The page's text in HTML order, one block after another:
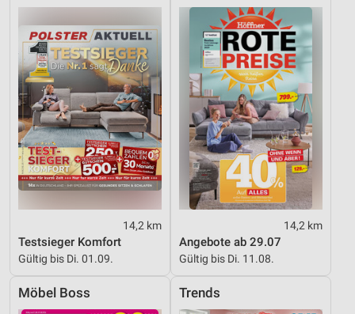
14,2 km
Testsieger Komfort
Gültig bis Di. 01.09.
14,2 km
Angebote ab 29.07
Gültig bis Di. 11.08.
Möbel Boss Trends